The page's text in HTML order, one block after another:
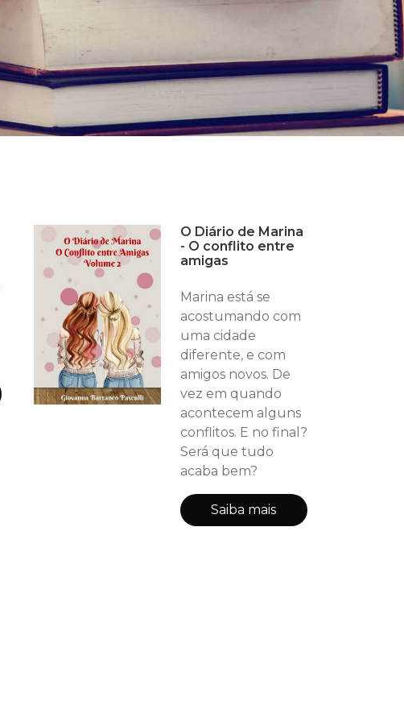
O Diário de Marina
- O conflito entre
amigas
Marina está se
acostumando com
uma cidade
diferente, e com
amigos novos. De
vez em quando
acontecem alguns
conflitos. E no final?
Será que tudo
acaba bem?
Saiba mais